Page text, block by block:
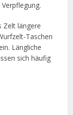
Zelt längere
Taschen
Längliche
sich häufig